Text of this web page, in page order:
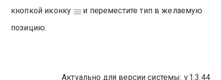
кнопкой иконку
и переместите тип в желаемую
позицию.
Актуально для версии системы: v.1.3.44